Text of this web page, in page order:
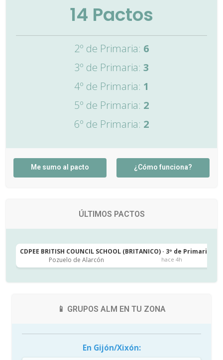
14 Pactos
2º de Primaria: 6
3º de Primaria: 3
4º de Primaria: 1
5º de Primaria: 2
6º de Primaria: 2
Me sumo al pacto ¿Cómo funciona?
ÚLTIMOS PACTOS
CDPEE BRITISH COUNCIL SCHOOL (BRITANICO) · 3º de Primaria
Pozuelo de Alarcón
hace 4h
📱 GRUPOS ALM EN TU ZONA
En Gijón/Xixón: